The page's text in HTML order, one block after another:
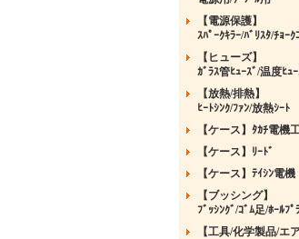
【電源保護】
ｽﾊﾟｰｸｷﾗｰ/ﾊﾞﾘｽﾀ/ﾁｮｰｸ
【ヒューズ】
ｶﾞﾗｽ管ﾋｭｰｽﾞ/温度ﾋｭ
【放熱/排熱】
ﾋｰﾄｼﾝｸ/ﾌｧﾝ/放熱ｼｰﾄ
【ケース】ﾀｶﾁ電機
【ケース】ﾘｰﾄﾞ
【ケース】ﾃｲｼﾝ電機
【ブッシング】
ﾌﾞｯｼﾝｸﾞ/ｺﾞﾑ足/ﾎｰﾙﾌﾟ
【工具/化学製品/エ